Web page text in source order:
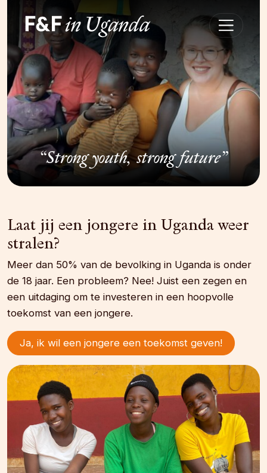
“Strong youth, strong future”
Laat jij een jongere in Uganda weer
stralen?
Meer dan 50% van de bevolking in Uganda is onder
de 18 jaar. Een probleem? Nee! Juist een zegen en
een uitdaging om te investeren in een hoopvolle
toekomst van een jongere.
Ja, ik wil een jongere een toekomst geven!